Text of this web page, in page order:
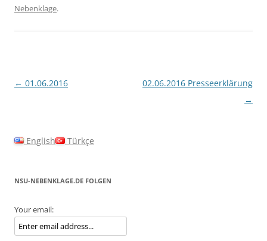
Nebenklage.
Beitragsnavigation
← 01.06.2016
02.06.2016 Presseerklärung
→
English Türkçe
NSU-NEBENKLAGE.DE FOLGEN
Your email: